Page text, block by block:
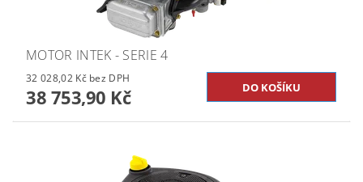
MOTOR INTEK - SERIE 4
32 028,02 Kč bez DPH
38 753,90 Kč